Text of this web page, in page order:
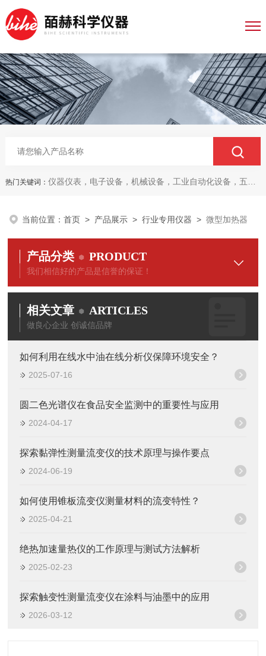
热门关键词： 仪器仪表，电子设备，机械设备，工业自动化设备，五金产品，电线电缆，金属材料，电子
当前位置：首页 > 产品展示 >行业专用仪器 >微型加热器
产品分类 PRODUCT
我们相信好的产品是信誉的保证！
相关文章 ARTICLES
做良心企业 创诚信品牌
如何利用在线水中油在线分析仪保障环境安全？
2025-07-16
圆二色光谱仪在食品安全监测中的重要性与应用
2024-04-17
探索黏弹性测量流变仪的技术原理与操作要点
2024-06-19
如何使用锥板流变仪测量材料的流变特性？
2025-04-21
绝热加速量热仪的工作原理与测试方法解析
2025-02-23
探索触变性测量流变仪在涂料与油墨中的应用
2026-03-12